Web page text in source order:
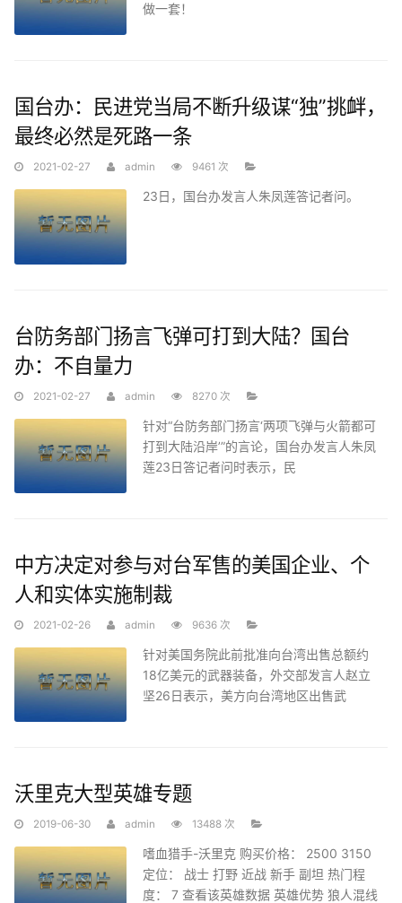
做一套！
国台办：民进党当局不断升级谋“独”挑衅，
最终必然是死路一条
2021-02-27 admin 9461 次
23日，国台办发言人朱凤莲答记者问。
台防务部门扬言飞弹可打到大陆？国台
办：不自量力
2021-02-27 admin 8270 次
针对“台防务部门扬言‘两项飞弹与火箭都可
打到大陆沿岸’”的言论，国台办发言人朱凤
莲23日答记者问时表示，民
中方决定对参与对台军售的美国企业、个
人和实体实施制裁
2021-02-26 admin 9636 次
针对美国务院此前批准向台湾出售总额约
18亿美元的武器装备，外交部发言人赵立
坚26日表示，美方向台湾地区出售武
沃里克大型英雄专题
2019-06-30 admin 13488 次
嗜血猎手-沃里克 购买价格： 2500 3150
定位： 战士 打野 近战 新手 副坦 热门程
度： 7 查看该英雄数据 英雄优势 狼人混线